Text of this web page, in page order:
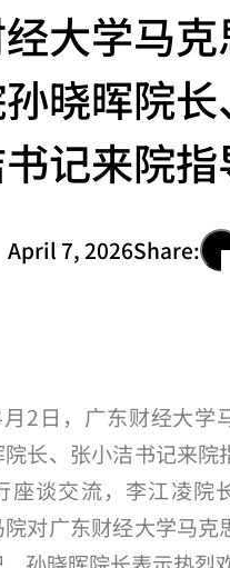
大学马
晓晖院
记来院指
April 7, 2026Share:
2日，广东财经大学
长、张小洁书记来院
座谈交流，李江凌院
对广东财经大学马克